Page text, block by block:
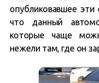
опубликовавшее
что данный
которые чаще
нежели там, где он